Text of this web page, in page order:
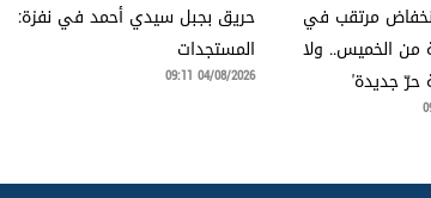
مرتقب في
من الخميس.. ولا
حرّ جديدة'
حريق بجبل سيدي أحمد في نفزة:
المستجدات
04/08/2026 09:11